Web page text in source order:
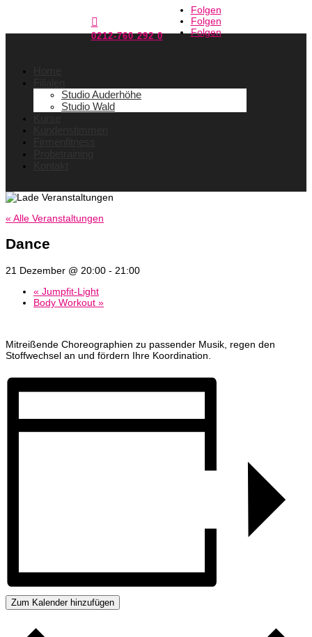

0212-760 292 0
Folgen
Folgen
Folgen
Studio Auderhöhe
Studio Wald
« Alle Veranstaltungen
Dance
21 Dezember @ 20:00 - 21:00
« Jumpfit-Light
Body Workout »
Mitreißende Choreographien zu passender Musik, regen den
Stoffwechsel an und fördern Ihre Koordination.
Zum Kalender hinzufügen